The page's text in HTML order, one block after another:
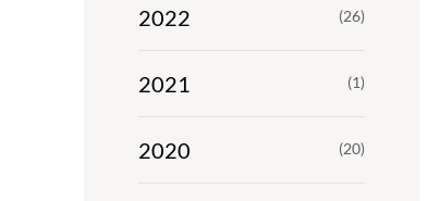
2022 (26)
2021 (1)
2020 (20)